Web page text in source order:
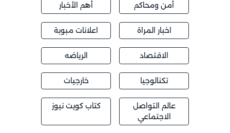
أمن ومحاكم أهم الأخبار
اخبار المراة اعلانات مبوبة
الاقتصاد الرياضه
تكنالوجيا خارجيات
عالم التواصل
الاجتماعي
كتاب كويت نيوز